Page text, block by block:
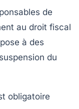
de
au droit fiscal
à des
du
obligatoire